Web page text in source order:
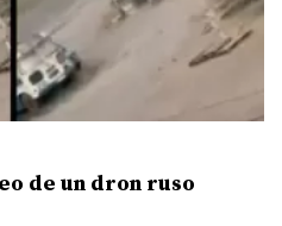
de un dron ruso